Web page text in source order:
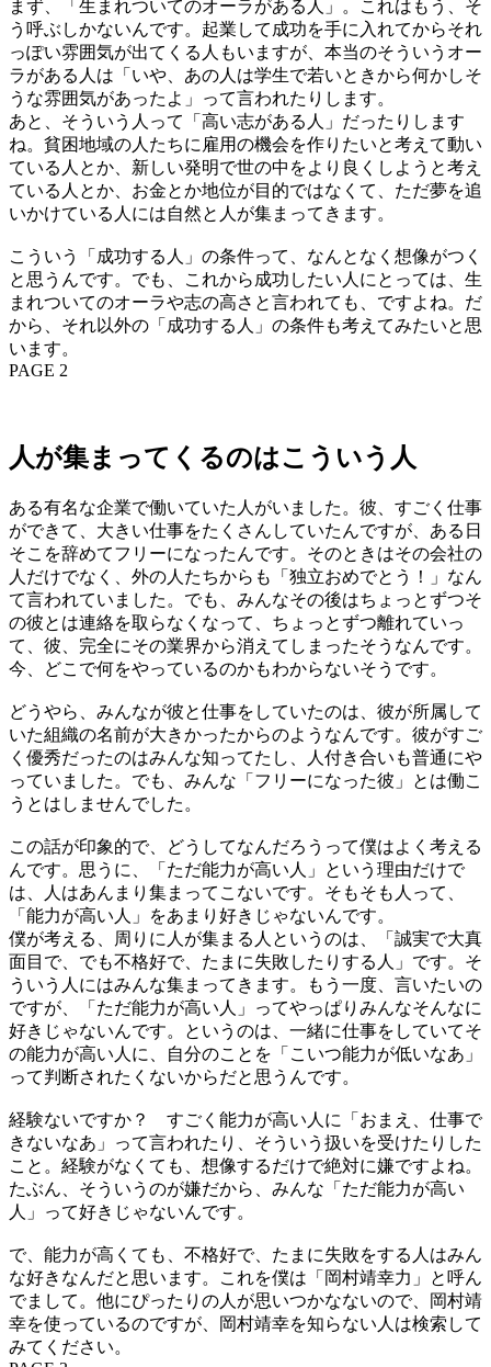
まず、「生まれついてのオーラがある人」。これはもう、そ
う呼ぶしかないんです。起業して成功を手に入れてからそれ
っぽい雰囲気が出てくる人もいますが、本当のそういうオー
ラがある人は「いや、あの人は学生で若いときから何かしそ
うな雰囲気があったよ」って言われたりします。
あと、そういう人って「高い志がある人」だったりします
ね。貧困地域の人たちに雇用の機会を作りたいと考えて動い
ている人とか、新しい発明で世の中をより良くしようと考え
ている人とか、お金とか地位が目的ではなくて、ただ夢を追
いかけている人には自然と人が集まってきます。
こういう「成功する人」の条件って、なんとなく想像がつく
と思うんです。でも、これから成功したい人にとっては、生
まれついてのオーラや志の高さと言われても、ですよね。だ
から、それ以外の「成功する人」の条件も考えてみたいと思
います。
PAGE 2
人が集まってくるのはこういう人
ある有名な企業で働いていた人がいました。彼、すごく仕事
ができて、大きい仕事をたくさんしていたんですが、ある日
そこを辞めてフリーになったんです。そのときはその会社の
人だけでなく、外の人たちからも「独立おめでとう！」なん
て言われていました。でも、みんなその後はちょっとずつそ
の彼とは連絡を取らなくなって、ちょっとずつ離れていっ
て、彼、完全にその業界から消えてしまったそうなんです。
今、どこで何をやっているのかもわからないそうです。
どうやら、みんなが彼と仕事をしていたのは、彼が所属して
いた組織の名前が大きかったからのようなんです。彼がすご
く優秀だったのはみんな知ってたし、人付き合いも普通にや
っていました。でも、みんな「フリーになった彼」とは働こ
うとはしませんでした。
この話が印象的で、どうしてなんだろうって僕はよく考える
んです。思うに、「ただ能力が高い人」という理由だけで
は、人はあんまり集まってこないです。そもそも人って、
「能力が高い人」をあまり好きじゃないんです。
僕が考える、周りに人が集まる人というのは、「誠実で大真
面目で、でも不格好で、たまに失敗したりする人」です。そ
ういう人にはみんな集まってきます。もう一度、言いたいの
ですが、「ただ能力が高い人」ってやっぱりみんなそんなに
好きじゃないんです。というのは、一緒に仕事をしていてそ
の能力が高い人に、自分のことを「こいつ能力が低いなあ」
って判断されたくないからだと思うんです。
経験ないですか？ すごく能力が高い人に「おまえ、仕事で
きないなあ」って言われたり、そういう扱いを受けたりした
こと。経験がなくても、想像するだけで絶対に嫌ですよね。
たぶん、そういうのが嫌だから、みんな「ただ能力が高い
人」って好きじゃないんです。
で、能力が高くても、不格好で、たまに失敗をする人はみん
な好きなんだと思います。これを僕は「岡村靖幸力」と呼ん
でまして。他にぴったりの人が思いつかなないので、岡村靖
幸を使っているのですが、岡村靖幸を知らない人は検索して
みてください。